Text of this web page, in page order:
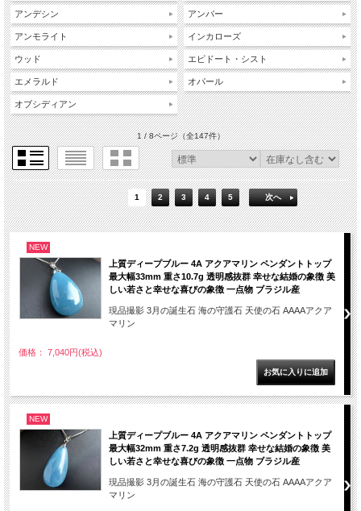
アンデシン
アンモライト
ウッド
エメラルド
オブシディアン
アンバー
インカローズ
エピドート・シスト
オパール
1 / 8ページ（全147件）
1 2 3 4 5 次へ
NEW
上質ディープブルー 4A アクアマリン ペンダントトップ
最大幅33mm 重さ10.7g 透明感抜群 幸せな結婚の象徴 美
しい若さと幸せな喜びの象徴 一点物 ブラジル産
現品撮影 3月の誕生石 海の守護石 天使の石 AAAAアクア
マリン
価格： 7,040円(税込)
NEW
上質ディープブルー 4A アクアマリン ペンダントトップ
最大幅32mm 重さ7.2g 透明感抜群 幸せな結婚の象徴 美
しい若さと幸せな喜びの象徴 一点物 ブラジル産
現品撮影 3月の誕生石 海の守護石 天使の石 AAAAアクア
マリン